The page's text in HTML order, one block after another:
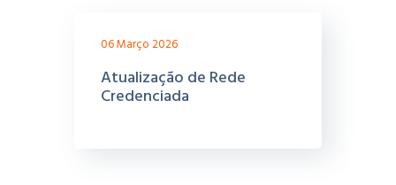
06 Março 2026
Atualização de Rede
Credenciada